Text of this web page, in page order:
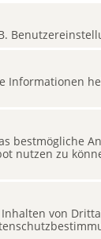
Informationen
bestmögliche
nutzen zu
von